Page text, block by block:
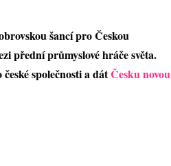
šancí pro Českou
přední průmyslové hráče světa.
společnosti a dátČesku novou